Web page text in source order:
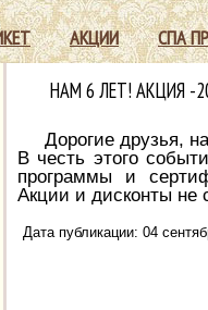
АКЦИИ СПА
НАМ 6 ЛЕТ! АКЦИЯ -
Дорогие друзья,
В честь этого
программы и
Акции и дисконты не
Дата публикации: 04